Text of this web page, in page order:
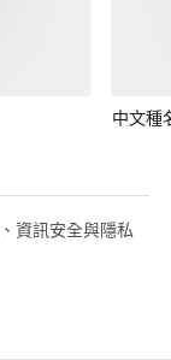
中文種
資訊安全與隱私